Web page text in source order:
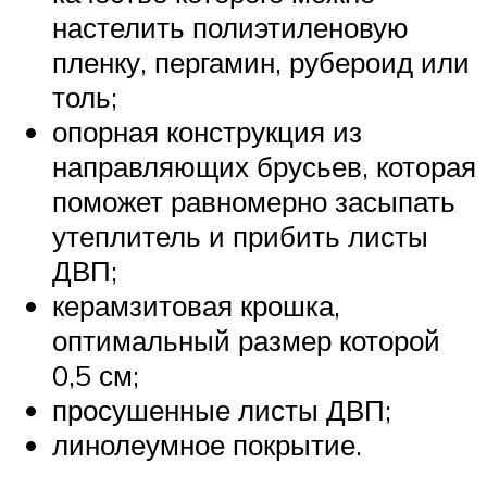
настелить полиэтиленовую
пленку, пергамин, рубероид или
толь;
опорная конструкция из
направляющих брусьев, которая
поможет равномерно засыпать
утеплитель и прибить листы
ДВП;
керамзитовая крошка,
оптимальный размер которой
0,5 см;
просушенные листы ДВП;
линолеумное покрытие.